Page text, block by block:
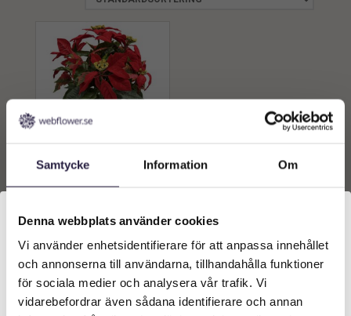
Samtycke Information Om
Denna webbplats använder cookies
Vi använder enhetsidentifierare för att anpassa innehållet
och annonserna till användarna, tillhandahålla funktioner
för sociala medier och analysera vår trafik. Vi
vidarebefordrar även sådana identifierare och annan
Julstjärna | Konstgjord
Poinsetta Röd 35 cm
Från: 299 kr
Lägg till i
Välkommen till Webflower
Vilken typ av kund är du? Du kan alltid justera ditt val
längst upp på sidan.